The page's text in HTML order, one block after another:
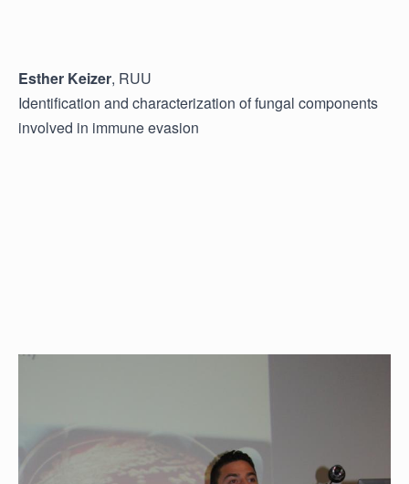
Esther Keizer, RUU
Identification and characterization of fungal components
involved in immune evasion